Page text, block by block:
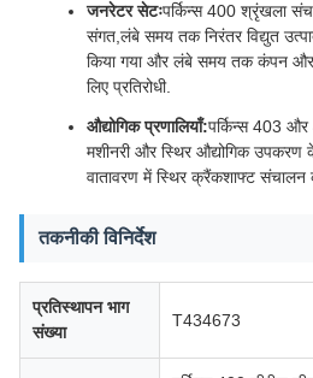
जनरेटर सेटःपर्किन्स 400 श्रृंखला
संगत,लंबे समय तक निरंतर विद्युत
किया गया और लंबे समय तक कंपन
लिए प्रतिरोधी.
औद्योगिक प्रणालियाँ:पर्किन्स 403
मशीनरी और स्थिर औद्योगिक उपकरण
वातावरण में स्थिर क्रैंकशाफ्ट संचालन
तकनीकी विनिर्देश
प्रतिस्थापन भाग
संख्या
T434673